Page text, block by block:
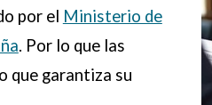
por el Ministerio de
. Por lo que las
que garantiza su